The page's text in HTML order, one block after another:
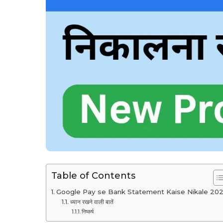
Table of Contents
Google Pay se Bank Statement Kaise Nikale
ध्यान रखने वाली बातें
निष्कर्ष